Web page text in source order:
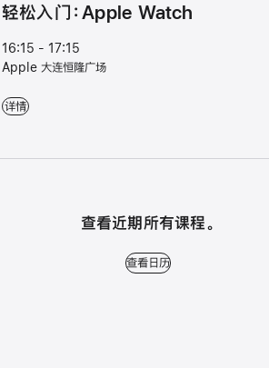
轻松入门：Apple Watch
16:15 - 17:15
Apple 大连恒隆广场
轻松入门：Apple Watch - 16:15 - 17:15 - Apple
详情
查看近期所有课程。
查看日历 - 查看近期所有课程
查看日历